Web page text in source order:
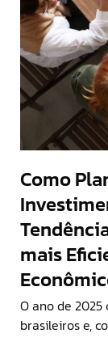
Como
mais
O ano de
brasileiros e,